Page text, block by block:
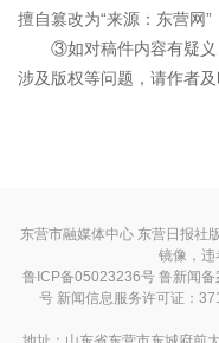
擅自篡改为“来源：东营网”
③如对稿件内容有疑义
涉及版权等问题，请作者及
东营市融媒体中心 东营日报社
镜像，违
鲁ICP备05023236号鲁新闻备
号 新闻信息服务许可证：